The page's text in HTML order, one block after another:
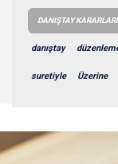
DANIŞTAY KARARLARI
danıştay
suretiyle Üzerine